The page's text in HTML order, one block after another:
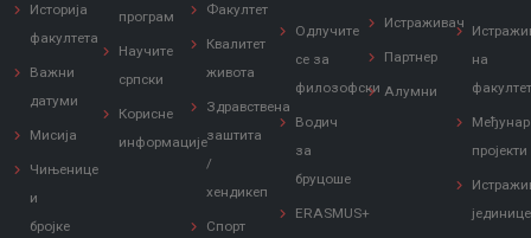
Историја
факултета
Важни
датуми
Мисија
Чињенице
и
бројке
програм
Научите
српски
Корисне
информације
Факултет
Квалитет
живота
Здравствена
заштита
/
хендикеп
Спорт
Одлучите
се за
филозофски
Водич
за
бруцоше
ERASMUS+
Истраживач
Партнер
Алумни
на
пројекти
јединице